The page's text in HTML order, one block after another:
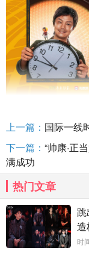
片讲述卡车司机周
饰)，为讨未来岳父
(马丽 饰)和女儿周
倒霉不断的万一帆
验？一连串的爆笑糗
果”的演员组成星光
反应，而在欢乐之余
入戏、深度共鸣，
对于欢乐氛围拉
沉浸环境将能带来
上一篇： 国际一线
下一篇： “帅康·正
满成功
热门文章
造
时